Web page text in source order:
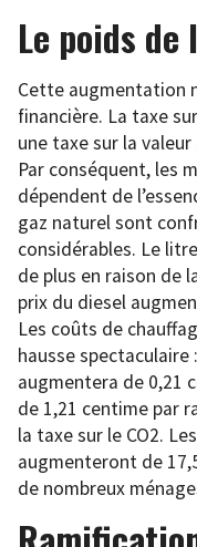
Le poids de
Cette augmentation
financière. La taxe
une taxe sur la
Par conséquent, les
dépendent de
gaz naturel sont
considérables. Le
de plus en raison de
prix du diesel
Les coûts de
hausse
augmentera de 0,21
de 1,21 centime par
la taxe sur le CO2.
augmenteront de
de nombreux